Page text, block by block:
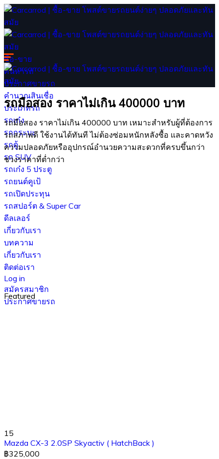
ซื้อ-ขาย
ค้นหารถ
ประกาศขายรถ
คำนวณสินเชื่อ
ประเภทรถ
รถเก๋ง
รถกระบะ
รถตู้
รถ SUV
รถเก๋ง 5 ประตู
รถยนต์คูเป้
รถเปิดประทุน
รถสปอร์ต & Super Car
ดีลเลอร์
เกี่ยวกับเรา
บทความ
เกี่ยวกับเรา
ติดต่อเรา
Log in
สมัครสมาชิก
ประกาศขายรถ
รถมือสอง ราคาไม่เกิน 400000 บาท
รถมือสอง ราคาไม่เกิน 400000 บาท เหมาะสำหรับผู้ที่ต้องการ
รถสภาพดี ใช้งานได้ทันที ไม่ต้องซ่อมหนักหลังซื้อ และคาดหวัง
ความปลอดภัยหรืออุปกรณ์อำนวยความสะดวกที่ครบขึ้นกว่า
ช่วงราคาที่ต่ำกว่า
Featured
15
Mazda CX-3 2.0SP Skyactiv ( HatchBack )
฿325,000